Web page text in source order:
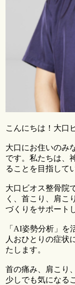
こんにちは！大口
大口にお住いのみ
です。私たちは、
ることを目指して
大口ビオス整骨院
く、首こり、肩こ
づくりをサポート
「AI姿勢分析」を
人おひとりの症状
たします。
首の痛み、肩こり
少しでも気になる